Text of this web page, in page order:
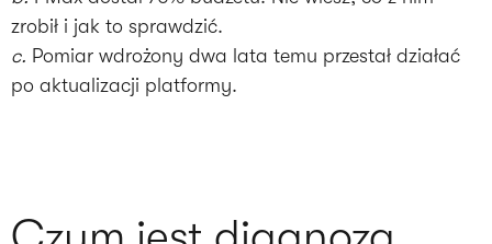
c. Pomiar wdrożony dwa lata temu przestał działać
po aktualizacji platformy.